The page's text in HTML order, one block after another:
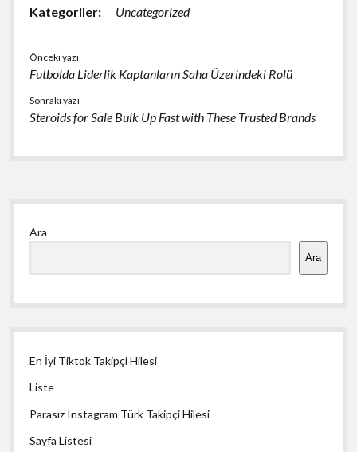
Kategoriler: Uncategorized
Önceki yazı
Futbolda Liderlik Kaptanların Saha Üzerindeki Rolü
Sonraki yazı
Steroids for Sale Bulk Up Fast with These Trusted Brands
Yan
Menü
Ara
Ara
En İyi Tiktok Takipçi Hilesi
Liste
Parasız Instagram Türk Takipçi Hilesi
Sayfa Listesi